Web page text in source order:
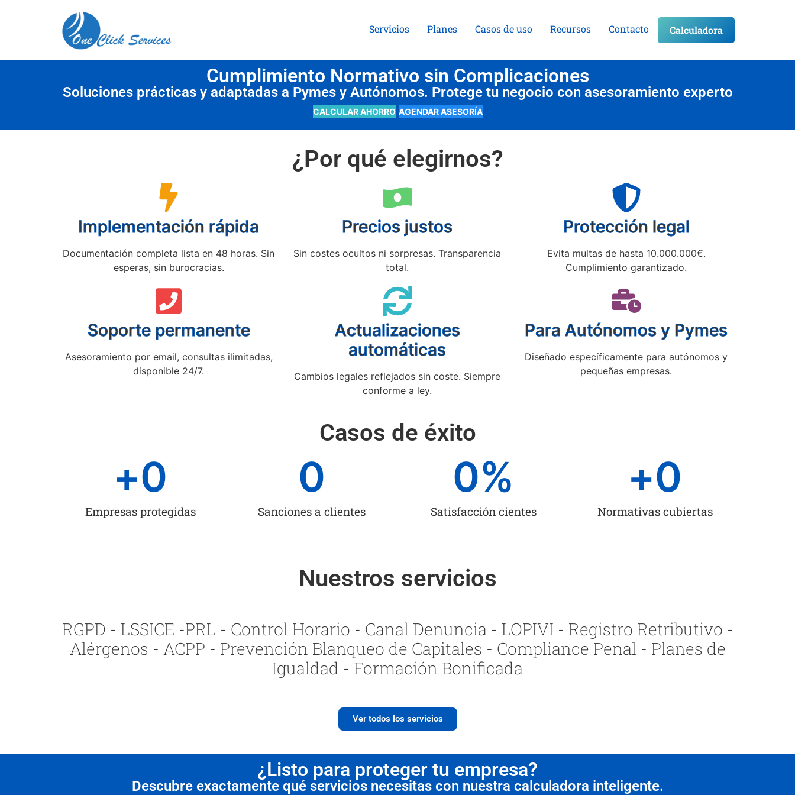
Servicios Planes Casos de uso Recursos Contacto Calculadora
Cumplimiento Normativo sin Complicaciones
Soluciones prácticas y adaptadas a Pymes y Autónomos. Protege tu negocio con asesoramiento experto
CALCULAR AHORRO AGENDAR ASESORÍA
¿Por qué elegirnos?
Implementación rápida
Documentación completa lista en 48 horas. Sin
esperas, sin burocracias.
Precios justos
Sin costes ocultos ni sorpresas. Transparencia
total.
Protección legal
Evita multas de hasta 10.000.000€.
Cumplimiento garantizado.
Soporte permanente
Asesoramiento por email, consultas ilimitadas,
disponible 24/7.
Actualizaciones
automáticas
Cambios legales reflejados sin coste. Siempre
conforme a ley.
Para Autónomos y Pymes
Diseñado específicamente para autónomos y
pequeñas empresas.
Casos de éxito
Empresas protegidas
+0
Sanciones a clientes
0
Satisfacción cientes
0%
Normativas cubiertas
+0
Nuestros servicios
RGPD - LSSICE -PRL - Control Horario - Canal Denuncia - LOPIVI - Registro Retributivo -
Alérgenos - ACPP - Prevención Blanqueo de Capitales - Compliance Penal - Planes de
Igualdad - Formación Bonificada
Ver todos los servicios
¿Listo para proteger tu empresa?
Descubre exactamente qué servicios necesitas con nuestra calculadora inteligente.